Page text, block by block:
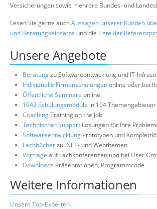
Versicherungen sowie mehrere Bundes- und
Lesen Sie gerne auchAussagen unserer Kunden
und Beratungseinsätze und die Liste der
Unsere Angebote
Beratungzu Softwareentwicklung und IT-
Individuelle Firmenschulungenonline oder bei
Öffentliche Seminare online
1042 Schulungsmodule in 104 Themengebieten
CoachingTraining on the Job
Technischer Support Lösungen für Ihre
Softwareentwicklung Prototypen und
Fachbücherzu .NET- und Webthemen
Vorträge auf Fachkonferenzen und bei User
Downloads Präsentationen, Programmcode
Weitere Informationen
Unsere Top-Experten